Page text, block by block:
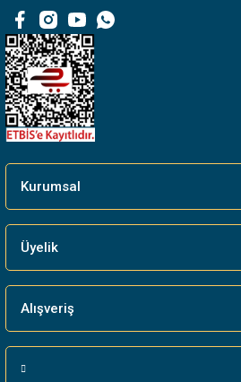
Bu ürüne benzer farklı alternatifler olmalı.
Kurumsal
Üyelik
Alışveriş